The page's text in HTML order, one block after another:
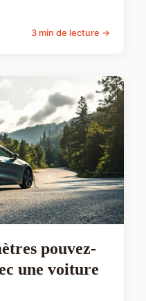
3 min de lecture →
pouvez-
une voiture